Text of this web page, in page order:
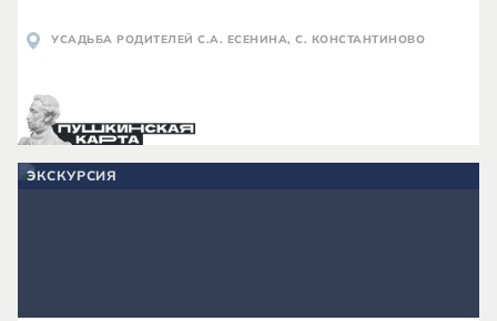
УСАДЬБА РОДИТЕЛЕЙ С.А. ЕСЕНИНА, С. КОНСТАНТИНОВО
ЭКСКУРСИЯ